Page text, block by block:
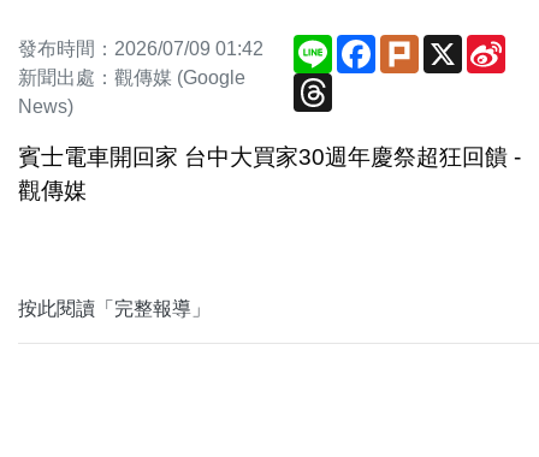
發布時間：2026/07/09 01:42
新聞出處：觀傳媒 (Google
News)
Line Facebook
Plurk X
賓士電車開回家 台中大買家30週年慶祭超狂回饋 -
觀傳媒
按此閱讀「完整報導」